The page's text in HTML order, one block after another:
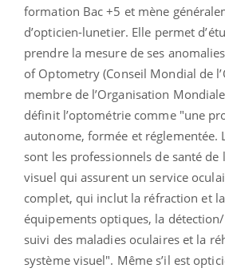
formation Bac +5 et mène
d’opticien-lunetier. Elle permet
prendre la mesure de ses
of Optometry (Conseil Mondial de
membre de l’Organisation
définit l’optométrie comme "une
autonome, formée et réglementée.
sont les professionnels de santé de
visuel qui assurent un service
complet, qui inclut la réfraction et
équipements optiques, la
suivi des maladies oculaires et la
système visuel". Même s’il est